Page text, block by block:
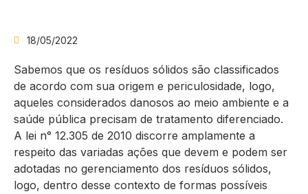
18/05/2022
Sabemos que os resíduos sólidos são classificados
de acordo com sua origem e periculosidade, logo,
aqueles considerados danosos ao meio ambiente e a
saúde pública precisam de tratamento diferenciado.
A lei n° 12.305 de 2010 discorre amplamente a
respeito das variadas ações que devem e podem ser
adotadas no gerenciamento dos resíduos sólidos,
logo, dentro desse contexto de formas possíveis